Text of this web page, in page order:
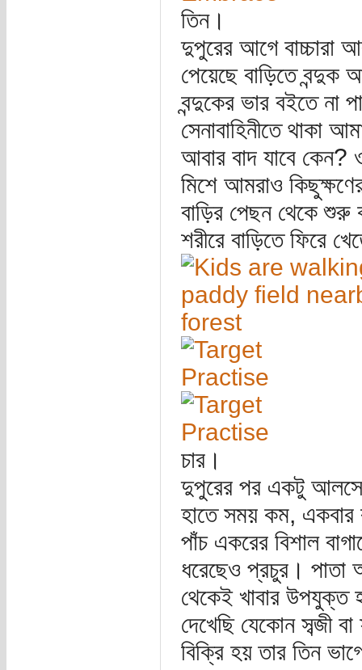
তিন।
দুপুরের আগে বাচ্চারা
পেয়েছে বাড়িতে বন্দুক
বন্দুকের ভার বইতে না
সেনাবাহিনীতে থাকা
আবার বাদ যাবে কেন?
মিশে আমরাও
বাড়ির পেছন থেকে শুরু
শরীরে বাড়িতে ফিরে
চার।
দুপুরের পর একটু
হাতে সময় কম, একবার
পাঁচ একরের বিশাল
ধরেছেও প্রচুর।
থেকেই খাবার উপযুক্ত
দেখেছি যেকোন সব্জী
বিক্রি হয় তার তিন